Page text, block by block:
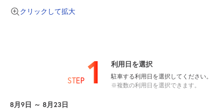
クリックして拡大
STEP 1 利用日を選択
駐車する利用日を選択してください。
※複数の利用日を選択できます。
8月9日 ～ 8月23日